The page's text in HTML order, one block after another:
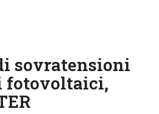
sovratensioni
fotovoltaici,